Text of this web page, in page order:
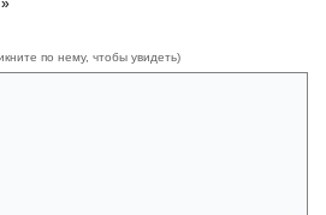
по нему, чтобы увидеть)